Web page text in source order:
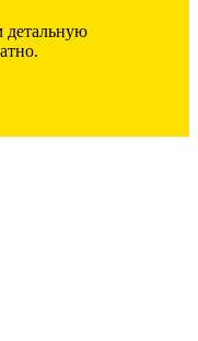
детальную